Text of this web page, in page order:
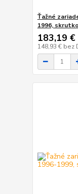
Ťažné
1996,
183,19 €
148,93 € bez